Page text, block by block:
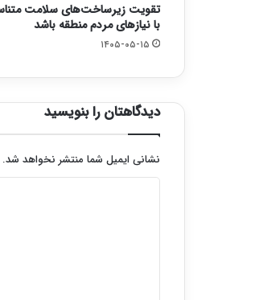
تقویت زیرساخت‌های سلامت
با نیازهای مردم منطقه باشد
۱۴۰۵-۰۵-۱۵
دیدگاهتان را بنویسید
نشانی ایمیل شما منتشر نخواهد شد.